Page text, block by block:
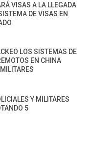
VISAS A LA LLEGADA
DE VISAS EN
LOS SISTEMAS DE
EN CHINA
Y MILITARES
5